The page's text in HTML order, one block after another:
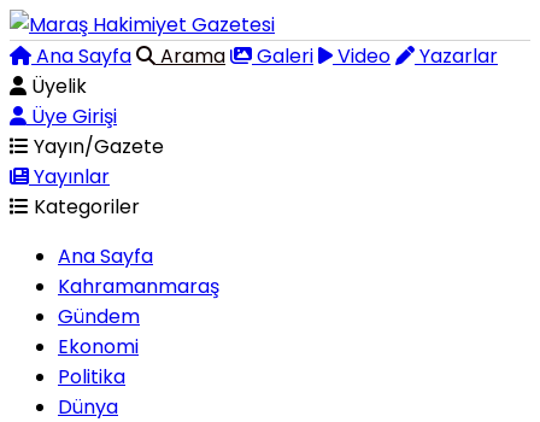
Ana Sayfa Arama Galeri Video
Yazarlar
Üyelik
Üye Girişi
Yayın/Gazete
Yayınlar
Kategoriler
Ana Sayfa
Kahramanmaraş
Gündem
Ekonomi
Politika
Dünya